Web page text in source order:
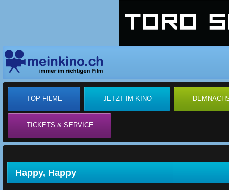
TOP-FILME JETZT IM KINO
TICKETS & SERVICE
Happy, Happy